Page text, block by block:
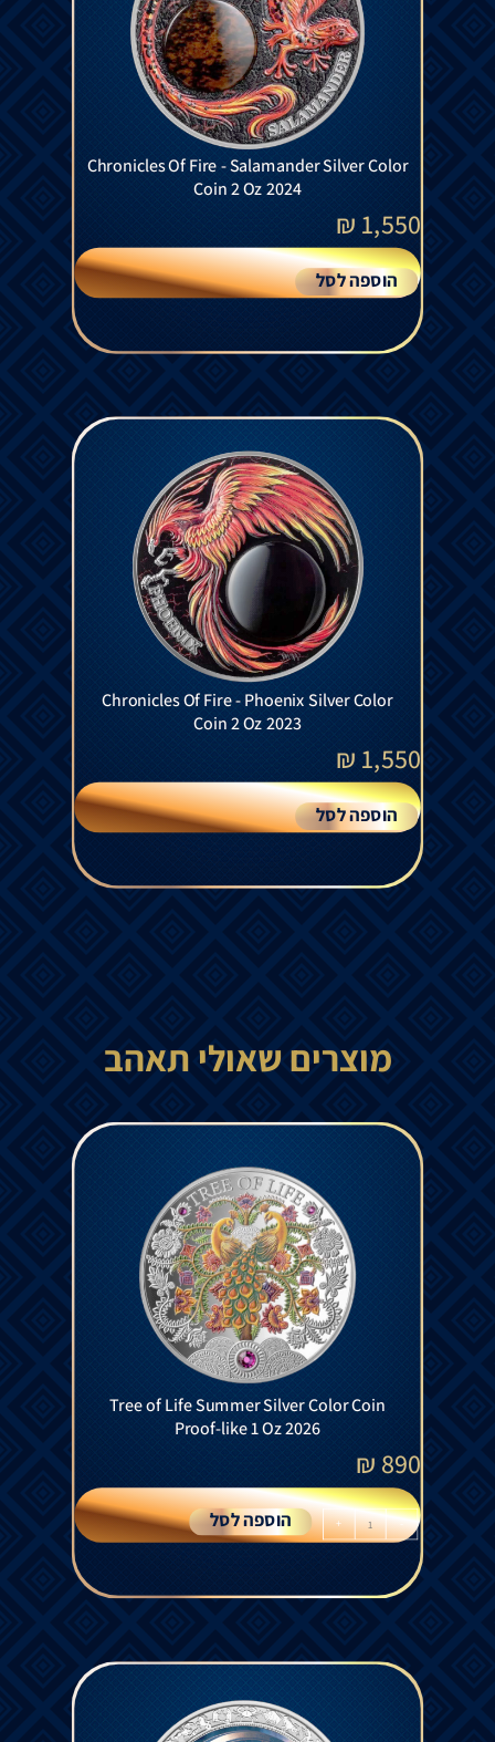
Chronicles Of Fire - Salamander Silver Color
Coin 2 Oz 2024
1,550
₪
הוספה לסל
Chronicles Of Fire - Phoenix Silver Color
Coin 2 Oz 2023
1,550
₪
הוספה לסל
מוצרים שאולי תאהב
Tree of Life Summer Silver Color Coin
Proof-like 1 Oz 2026
890
₪
-
+ הוספה לסל